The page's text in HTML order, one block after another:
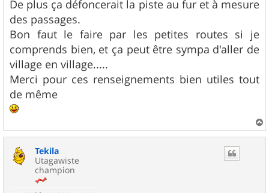
De plus ça défoncerait la piste au fur et à mesure
des passages.
Bon faut le faire par les petites routes si je
comprends bien, et ça peut être sympa d'aller de
village en village.....
Merci pour ces renseignements bien utiles tout
de même
a
Tekila
Utagawiste
champion